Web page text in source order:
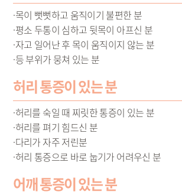
·목이 뻣뻣하고 움직이기 불편한 분
·평소 두통이 심하고 뒷목이 아프신 분
·자고 일어난 후 목이 움직이지 않는 분
·등 부위가 뭉쳐 있는 분
허리 통증이 있는 분
·허리를 숙일 때 찌릿한 통증이 있는 분
·허리를 펴기 힘드신 분
·다리가 자주 저린분
·허리 통증으로 바로 눕기가 어려우신 분
어깨 통증이 있는 분